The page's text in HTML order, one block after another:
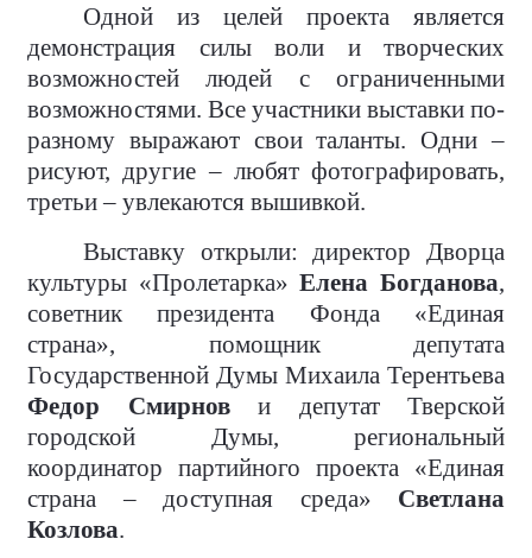
Одной из целей проекта является
демонстрация силы воли и творческих
возможностей людей с ограниченными
возможностями. Все участники выставки по-
разному выражают свои таланты. Одни –
рисуют, другие – любят фотографировать,
третьи – увлекаются вышивкой.
Выставку открыли: директор Дворца
культуры «Пролетарка»Елена Богданова,
советник президента Фонда «Единая
страна», помощник депутата
Государственной Думы Михаила Терентьева
Федор Смирнови депутат Тверской
городской Думы, региональный
координатор партийного проекта «Единая
страна – доступная среда» Светлана
Козлова.